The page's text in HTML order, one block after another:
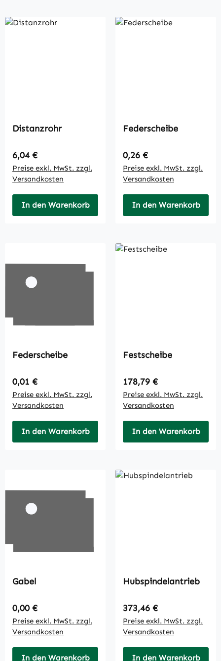
Distanzrohr
Regulärer Preis:
6,04 €
Preise exkl. MwSt. zzgl.
Versandkosten
In den Warenkorb
Federscheibe
Regulärer Preis:
0,26 €
Preise exkl. MwSt. zzgl.
Versandkosten
In den Warenkorb
Federscheibe
Regulärer Preis:
0,01 €
Preise exkl. MwSt. zzgl.
Versandkosten
In den Warenkorb
Festscheibe
Regulärer Preis:
178,79 €
Preise exkl. MwSt. zzgl.
Versandkosten
In den Warenkorb
Gabel
Regulärer Preis:
0,00 €
Preise exkl. MwSt. zzgl.
Versandkosten
In den Warenkorb
Hubspindelantrieb
Regulärer Preis:
373,46 €
Preise exkl. MwSt. zzgl.
Versandkosten
In den Warenkorb